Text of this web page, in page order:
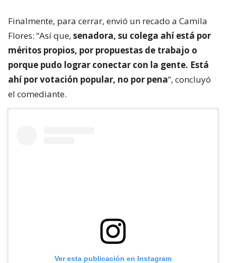
Finalmente, para cerrar, envió un recado a Camila
Flores: “Así que, senadora, su colega ahí está por
méritos propios, por propuestas de trabajo o
porque pudo lograr conectar con la gente. Está
ahí por votación popular, no por pena”, concluyó
el comediante.
Ver esta publicación en Instagram